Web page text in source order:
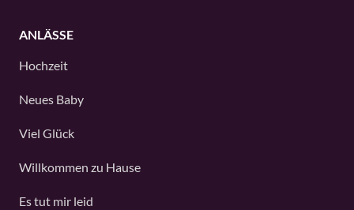
ANLÄSSE
Hochzeit
Neues Baby
Viel Glück
Willkommen zu Hause
Es tut mir leid